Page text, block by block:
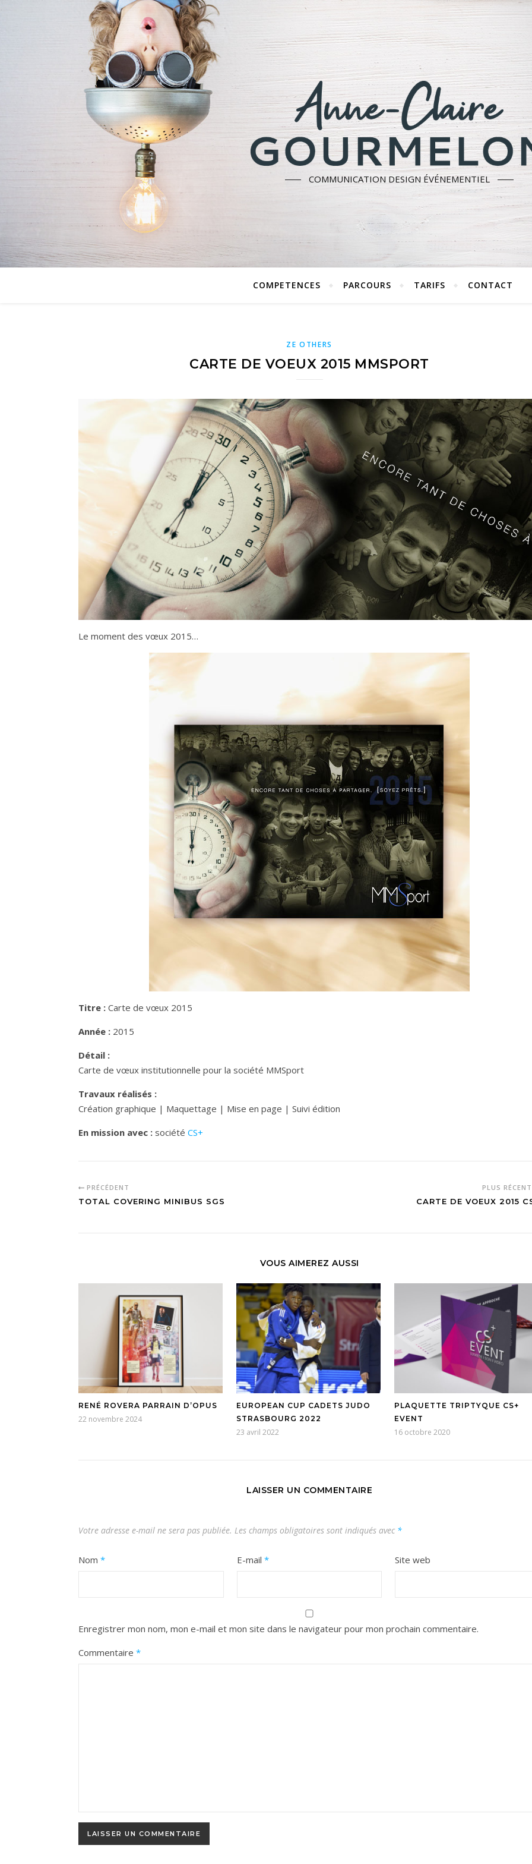
COMMUNICATION DESIGN ÉVÉNEMENTIEL
COMPETENCES PARCOURS TARIFS CONTACT
ZE OTHERS
CARTE DE VOEUX 2015 MMSPORT
Le moment des vœux 2015…
Titre : Carte de vœux 2015
Année : 2015
Détail :
Carte de vœux institutionnelle pour la société MMSport
Travaux réalisés :
Création graphique | Maquettage | Mise en page | Suivi édition
En mission avec : société CS+
PRÉCÉDENT
TOTAL COVERING MINIBUS SGS
PLUS
CARTE DE VOEUX 2015
VOUS AIMEREZ AUSSI
RENÉ ROVERA PARRAIN D’OPUS
22 novembre 2024
EUROPEAN CUP CADETS JUDO
STRASBOURG 2022
23 avril 2022
PLAQUETTE TRIPTYQUE CS+
EVENT
16 octobre 2020
LAISSER UN COMMENTAIRE
Votre adresse e-mail ne sera pas publiée. Les champs obligatoires sont indiqués avec *
Nom * E-mail * Site web
Enregistrer mon nom, mon e-mail et mon site dans le navigateur pour mon prochain commentaire.
Commentaire *